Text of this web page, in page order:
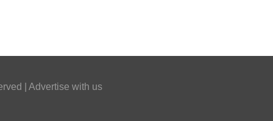
| Advertise with us